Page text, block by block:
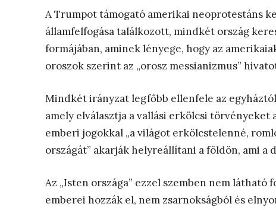
A Trumpot támogató amerikai neoprotestáns
államfelfogása találkozott, mindkét ország
formájában, aminek lényege, hogy az
oroszok szerint az „orosz messianizmus”
Mindkét irányzat legfőbb ellenfele az
amely elválasztja a vallási erkölcsi
emberi jogokkal „a világot erkölcstelenné,
országát” akarják helyreállítani a földön, ami a
Az „Isten országa” ezzel szemben nem látható
emberei hozzák el, nem zsarnokságból és